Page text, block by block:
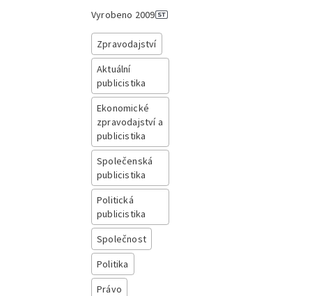
Vyrobeno 2009
Zpravodajství
Aktuální
publicistika
Ekonomické
zpravodajství a
publicistika
Společenská
publicistika
Politická
publicistika
Společnost
Politika
Právo